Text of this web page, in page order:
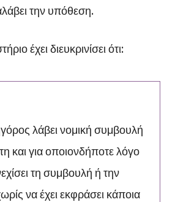
την υπόθεση.
έχει διευκρινίσει ότι:
λάβει νομική συμβουλή
και για οποιονδήποτε λόγο
τη συμβουλή ή την
να έχει εκφράσει κάποια